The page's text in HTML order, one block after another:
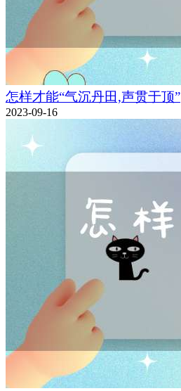
怎样才能“气沉丹田,声贯于顶”
2023-09-16